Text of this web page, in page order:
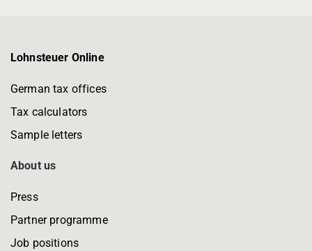
Lohnsteuer Online
German tax offices
Tax calculators
Sample letters
About us
Press
Partner programme
Job positions